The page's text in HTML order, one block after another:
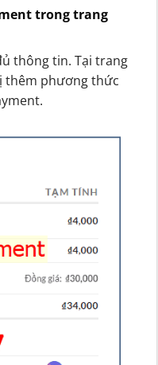
trong trang
thông tin. Tại trang
thêm phương thức